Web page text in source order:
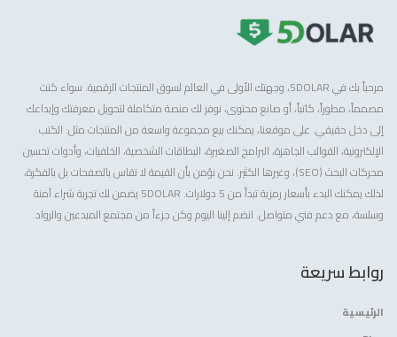
مرحباً بك في 5DOLAR، وجهتك الأولى في العالم لسوق المنتجات الرقمية. سواء كنت
مصمماً، مطوراً، كاتباً، أو صانع محتوى، نوفر لك منصة متكاملة لتحويل معرفتك وإبداعك
إلى دخل حقيقي. على موقعنا، يمكنك بيع مجموعة واسعة من المنتجات مثل: الكتب
الإلكترونية، القوالب الجاهزة، البرامج الصغيرة، البطاقات الشخصية، الخلفيات، وأدوات تحسين
محركات البحث (SEO)، وغيرها الكثير. نحن نؤمن بأن القيمة لا تقاس بالصفحات بل بالفكرة،
لذلك يمكنك البدء بأسعار رمزية تبدأ من 5 دولارات. 5DOLAR يضمن لك تجربة شراء آمنة
وسلسة، مع دعم فني متواصل. انضم إلينا اليوم وكن جزءاً من مجتمع المبدعين والرواد.
روابط سريعة
الرئيسية